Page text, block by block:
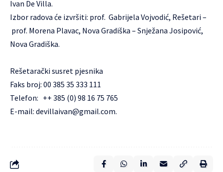
Ivan De Villa.
Izbor radova će izvršiti: prof. Gabrijela Vojvodić, Rešetari –
prof. Morena Plavac, Nova Gradiška – Snježana Josipović,
Nova Gradiška.
Rešetarački susret pjesnika
Faks broj: 00 385 35 333 111
Telefon: ++ 385 (0) 98 16 75 765
E-mail: devillaivan@gmail.com.